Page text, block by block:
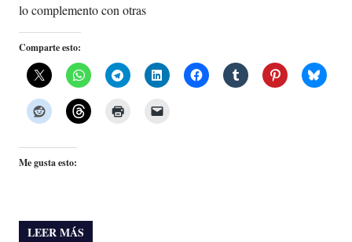
lo complemento con otras
Comparte esto:
Me gusta esto:
LEER MÁS